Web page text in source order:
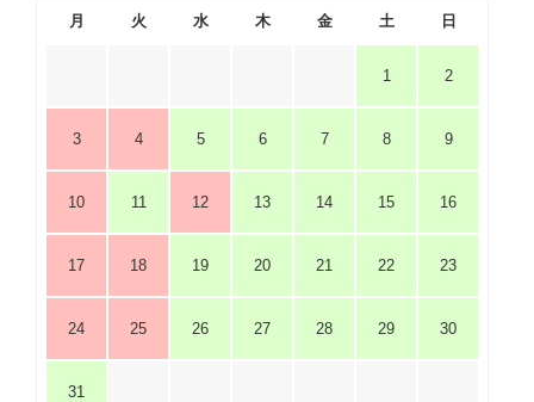
月 火 水 木 金 土 日
1 2
3 4 5 6 7 8 9
10 11 12 13 14 15 16
17 18 19 20 21 22 23
24 25 26 27 28 29 30
31